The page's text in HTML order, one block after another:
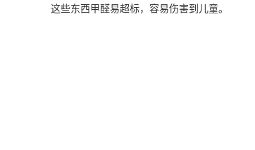
这些东西甲醛易超标，容易伤害到儿童。